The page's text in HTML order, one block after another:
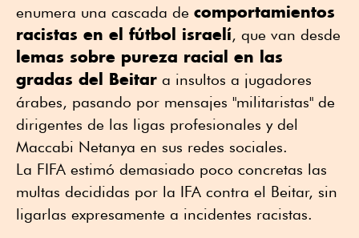
enumera una cascada de comportamientos
racistas en el fútbol israelí, que van desde
lemas sobre pureza racial en las
gradas del Beitar a insultos a jugadores
árabes, pasando por mensajes "militaristas" de
dirigentes de las ligas profesionales y del
Maccabi Netanya en sus redes sociales.
La FIFA estimó demasiado poco concretas las
multas decididas por la IFA contra el Beitar, sin
ligarlas expresamente a incidentes racistas.